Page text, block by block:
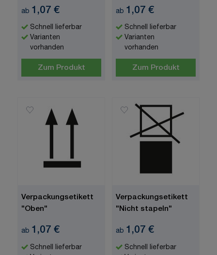
ab 1,07 €
Schnell lieferbar
Varianten
vorhanden
Zum Produkt
ab 1,07 €
Schnell lieferbar
Varianten
vorhanden
Zum Produkt
Verpackungsetikett
"Oben"
ab 1,07 €
Schnell lieferbar
Verpackungsetikett
"Nicht stapeln"
ab 1,07 €
Schnell lieferbar